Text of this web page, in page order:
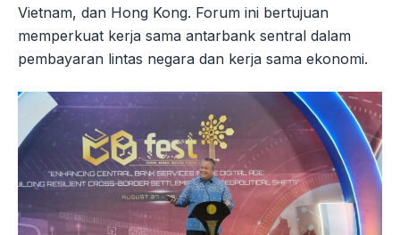
Vietnam, dan Hong Kong. Forum ini bertujuan
memperkuat kerja sama antarbank sentral dalam
pembayaran lintas negara dan kerja sama ekonomi.